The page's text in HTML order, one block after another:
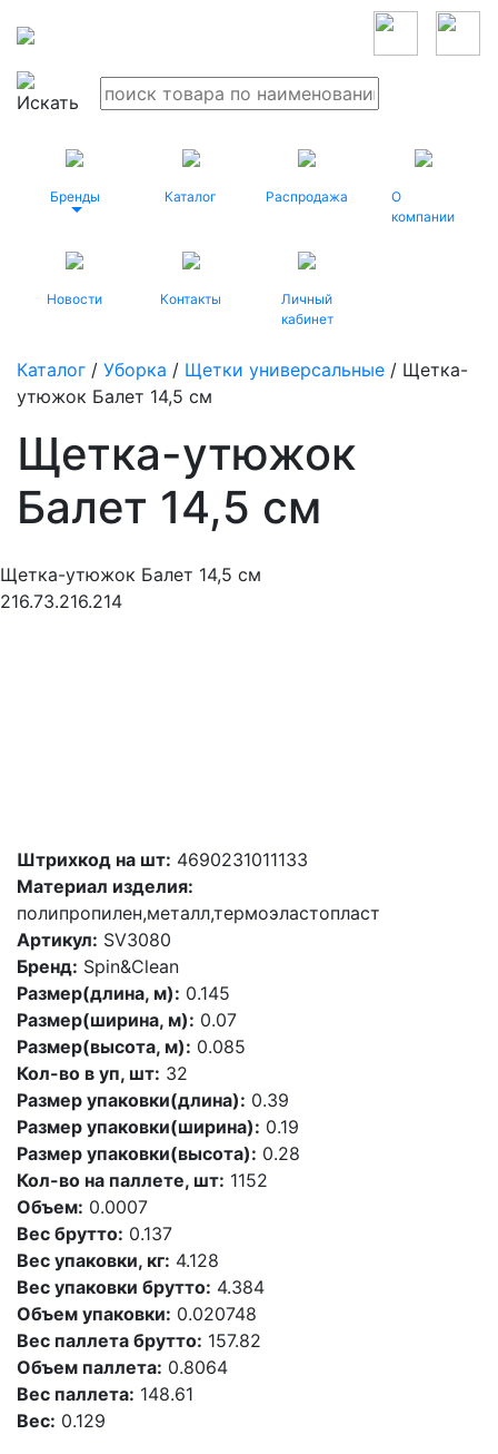
Бренды Каталог Распродажа
О
компании
Новости Контакты
Личный
кабинет
Каталог / Уборка / Щетки универсальные / Щетка-
утюжок Балет 14,5 см
Щетка-утюжок
Балет 14,5 см
Щетка-утюжок Балет 14,5 см
216.73.216.214
Штрихкод на шт: 4690231011133
Материал изделия:
полипропилен,металл,термоэластопласт
Артикул: SV3080
Бренд: Spin&Clean
Размер(длина, м): 0.145
Размер(ширина, м): 0.07
Размер(высота, м): 0.085
Кол-во в уп, шт: 32
Размер упаковки(длина): 0.39
Размер упаковки(ширина): 0.19
Размер упаковки(высота): 0.28
Кол-во на паллете, шт: 1152
Объем: 0.0007
Вес брутто: 0.137
Вес упаковки, кг: 4.128
Вес упаковки брутто: 4.384
Объем упаковки: 0.020748
Вес паллета брутто: 157.82
Объем паллета: 0.8064
Вес паллета: 148.61
Вес: 0.129